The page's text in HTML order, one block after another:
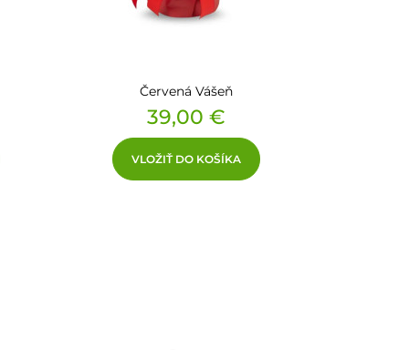
Červená Vášeň
Cena
39,00 €
VLOŽIŤ DO KOŠÍKA